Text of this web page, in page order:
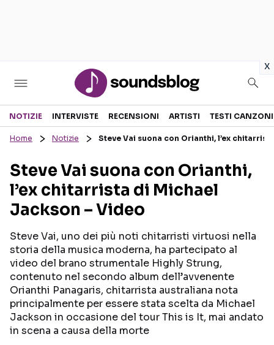
x
Sezioni
RECENSIONI MUSICALI
INTERVISTE
GOSSIP E CURIOSITÀ
TESTI CANZONI
TOUR ED EVENTI
Seguici sui social
NOTIZIE INTERVISTE RECENSIONI ARTISTI TESTI CANZONI
Home Notizie Steve Vai suona con Orianthi, l’ex
Steve Vai suona con Orianthi,
l’ex chitarrista di Michael
Jackson – Video
Steve Vai, uno dei più noti chitarristi virtuosi nella
storia della musica moderna, ha partecipato al
video del brano strumentale Highly Strung,
contenuto nel secondo album dell’avvenente
Orianthi Panagaris, chitarrista australiana nota
principalmente per essere stata scelta da Michael
Jackson in occasione del tour This is It, mai andato
in scena a causa della morte